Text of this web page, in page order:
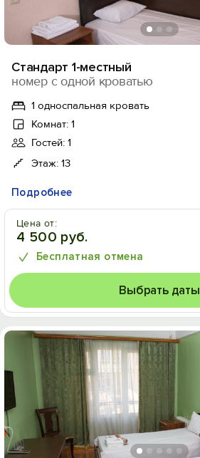
Стандарт 1-местный
номер с одной кроватью
1 односпальная кровать
Комнат: 1
Гостей: 1
Этаж: 13
Подробнее
Цена от:
4 500 руб.
Бесплатная отмена
Выбрать даты